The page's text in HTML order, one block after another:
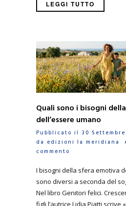
LEGGI TUTTO
Quali sono i bisogni
dell’essere umano
Pubblicato il 30 Settembre
da edizioni la meridiana
commento
I bisogni della sfera emotiva
sono diversi a seconda del
Nel libro Genitori felici.
figli l’autrice Lidia Piatti scrive